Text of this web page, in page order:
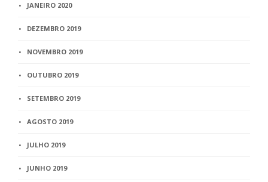
JANEIRO 2020
DEZEMBRO 2019
NOVEMBRO 2019
OUTUBRO 2019
SETEMBRO 2019
AGOSTO 2019
JULHO 2019
JUNHO 2019